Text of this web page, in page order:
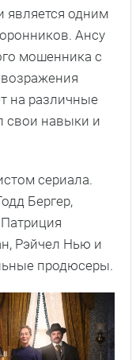
является одним
Ансу
мошенника с
на различные
свои навыки и
сериала.
Бергер,
Рэйчел Нью и
продюсеры.